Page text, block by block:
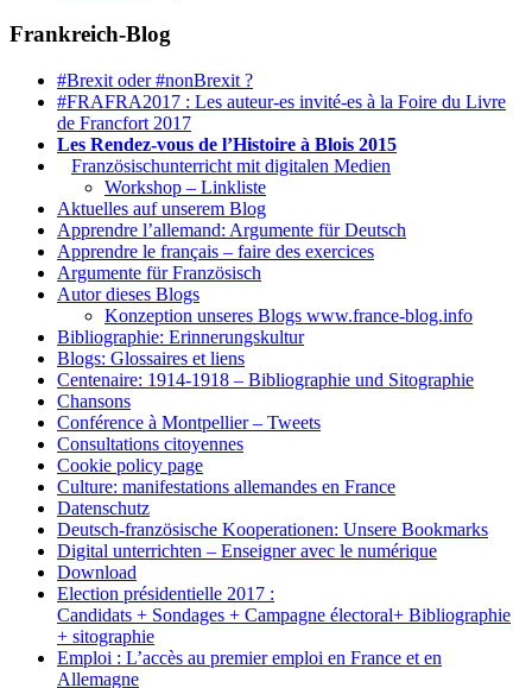
Frankreich-Blog
#Brexit oder #nonBrexit ?
#FRAFRA2017 : Les auteur-es invité-es à la Foire du Livre
de Francfort 2017
Les Rendez-vous de l’Histoire à Blois 2015
Französischunterricht mit digitalen Medien
Workshop – Linkliste
Aktuelles auf unserem Blog
Apprendre l’allemand: Argumente für Deutsch
Apprendre le français – faire des exercices
Argumente für Französisch
Autor dieses Blogs
Konzeption unseres Blogs www.france-blog.info
Bibliographie: Erinnerungskultur
Blogs: Glossaires et liens
Centenaire: 1914-1918 – Bibliographie und Sitographie
Chansons
Conférence à Montpellier – Tweets
Consultations citoyennes
Cookie policy page
Culture: manifestations allemandes en France
Datenschutz
Deutsch-französische Kooperationen: Unsere Bookmarks
Digital unterrichten – Enseigner avec le numérique
Download
Election présidentielle 2017 :
Candidats + Sondages + Campagne électoral+ Bibliographie
+ sitographie
Emploi : L’accès au premier emploi en France et en
Allemagne